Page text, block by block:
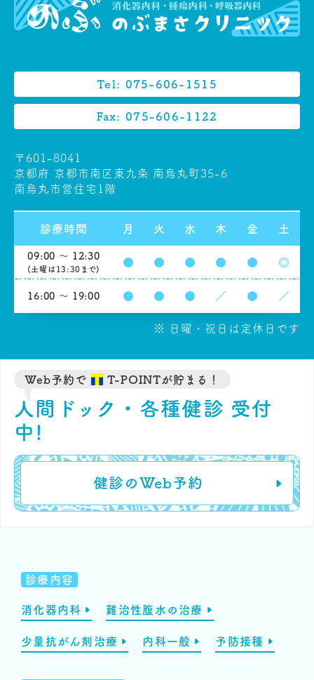
Tel: 075-606-1515
Fax: 075-606-1122
〒601-8041
京都府 京都市南区東九条 南烏丸町35-6
南烏丸市営住宅1階
診療時間 月 火 水 木 金 土
09:00 ～ 12:30
(土曜は13:30まで)
● ● ● ● ● ◎
16:00 ～ 19:00 ● ● ● ／ ● ／
※ 日曜・祝日は定休日です
Web予約で T-POINTが貯まる！
人間ドック・各種健診 受付
中!
健診のWeb予約
診療内容
消化器内科 難治性腹水の治療
少量抗がん剤治療 内科一般 予防接種